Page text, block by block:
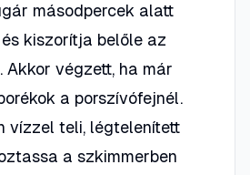
másodpercek alatt
kiszorítja belőle az
Akkor végzett, ha már
a porszívófejnél.
vízzel teli, légtelenített
a szkimmerben